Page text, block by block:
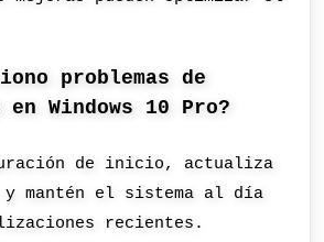
problemas de
Windows 10 Pro?
de inicio, actualiza
y mantén el sistema al día
recientes.